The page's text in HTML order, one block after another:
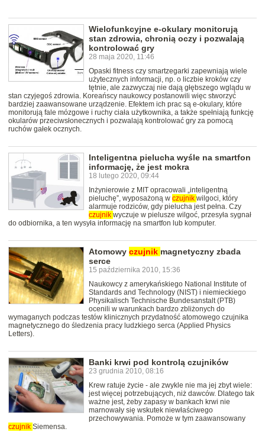
Wielofunkcyjne e-okulary monitorują
stan zdrowia, chronią oczy i pozwalają
kontrolować gry
28 maja 2020, 11:46
Opaski fitness czy smartzegarki zapewniają wiele
użytecznych informacji, np. o liczbie kroków czy
tętnie, ale zazwyczaj nie dają głębszego wglądu w
stan czyjegoś zdrowia. Koreańscy naukowcy postanowili więc stworzyć
bardziej zaawansowane urządzenie. Efektem ich prac są e-okulary, które
monitorują fale mózgowe i ruchy ciała użytkownika, a także spełniają funkcję
okularów przeciwsłonecznych i pozwalają kontrolować gry za pomocą
ruchów gałek ocznych.
Inteligentna pielucha wyśle na smartfon
informację, że jest mokra
18 lutego 2020, 09:44
Inżynierowie z MIT opracowali „inteligentną
pieluchę”, wyposażoną w czujnik wilgoci, który
alarmuje rodziców, gdy pielucha jest pełna. Czy
czujnik wyczuje w pielusze wilgoć, przesyła sygnał
do odbiornika, a ten wysyła informację na smartfon lub komputer.
Atomowy czujnik magnetyczny zbada
serce
15 października 2010, 15:36
Naukowcy z amerykańskiego National Institute of
Standards and Technology (NIST) i niemieckiego
Physikalisch Technische Bundesanstalt (PTB)
ocenili w warunkach bardzo zbliżonych do
wymaganych podczas testów klinicznych przydatność atomowego czujnika
magnetycznego do śledzenia pracy ludzkiego serca (Applied Physics
Letters).
Banki krwi pod kontrolą czujników
23 grudnia 2010, 08:16
Krew ratuje życie - ale zwykle nie ma jej zbyt wiele:
jest więcej potrzebujących, niż dawców. Dlatego tak
ważne jest, żeby zapasy w bankach krwi nie
marnowały się wskutek niewłaściwego
przechowywania. Pomoże w tym zaawansowany
czujnik Siemensa.